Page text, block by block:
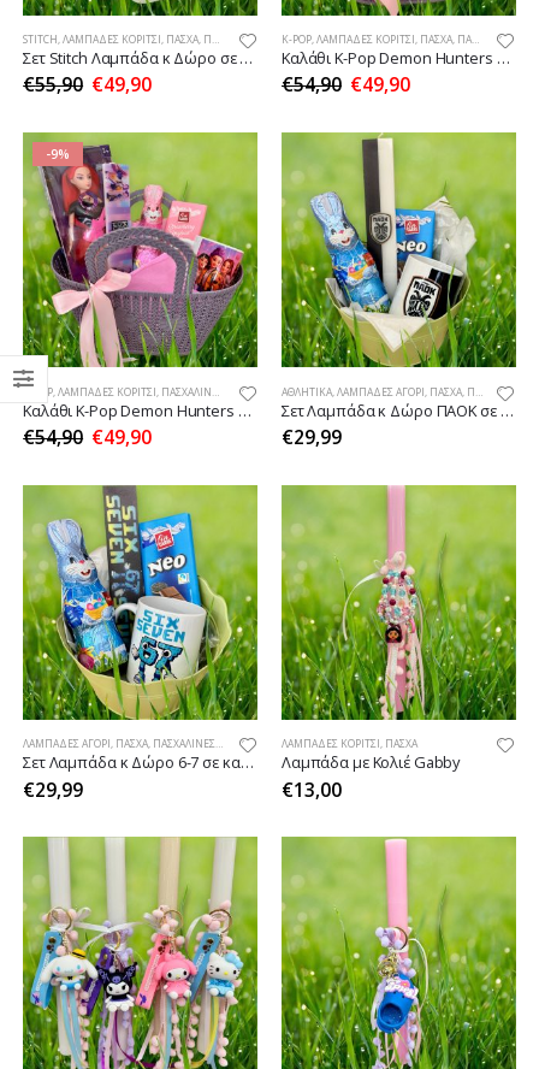
STITCH,ΛΑΜΠΆΔΕΣ ΚΟΡΊΤΣΙ, ΠΆΣΧΑ, ΠΑΣΧΑΛΙΝΈΣ ΠΡΟΤΆΣΕΙΣ ΔΏΡΩΝ
Σετ Stitch Λαμπάδα κ Δώρο σε Καλάθι
€55,90 €49,90
K-POP,ΛΑΜΠΆΔΕΣ ΚΟΡΊΤΣΙ , ΠΆΣΧΑ, ΠΑΣΧΑΛΙΝΈΣ ΠΡΟΤΆΣΕΙΣ ΔΏΡΩΝ
Καλάθι K-Pop Demon Hunters Zoey με λαμπάδα κ δώρο
€54,90 €49,90
-9%
K-POP,ΛΑΜΠΆΔΕΣ ΚΟΡΊΤΣΙ, ΠΑΣΧΑΛΙΝΈΣ ΠΡΟΤΆΣΕΙΣ ΔΏΡΩΝ
Καλάθι K-Pop Demon Hunters Mira με λαμπάδα κ δώρο
€54,90 €49,90
ΑΘΛΗΤΙΚΆ,ΛΑΜΠΆΔΕΣ ΑΓΌΡΙ, ΠΆΣΧΑ, ΠΑΣΧΑΛΙΝΈΣ ΠΡΟΤΆΣΕΙΣ ΔΏΡΩΝ
Σετ Λαμπάδα κ Δώρο ΠΑΟΚ σε καλαθάκι
€29,99
ΛΑΜΠΆΔΕΣ ΑΓΌΡΙ, ΠΆΣΧΑ, ΠΑΣΧΑΛΙΝΈΣ ΠΡΟΤΆΣΕΙΣ ΔΏΡΩΝ
Σετ Λαμπάδα κ Δώρο 6-7 σε καλαθάκι
€29,99
ΛΑΜΠΆΔΕΣ ΚΟΡΊΤΣΙ, ΠΆΣΧΑ
Λαμπάδα με Κολιέ Gabby
€13,00